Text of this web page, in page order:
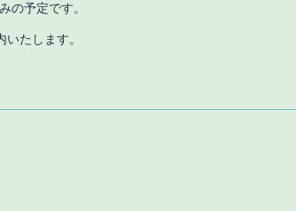
の予定です。
たします。